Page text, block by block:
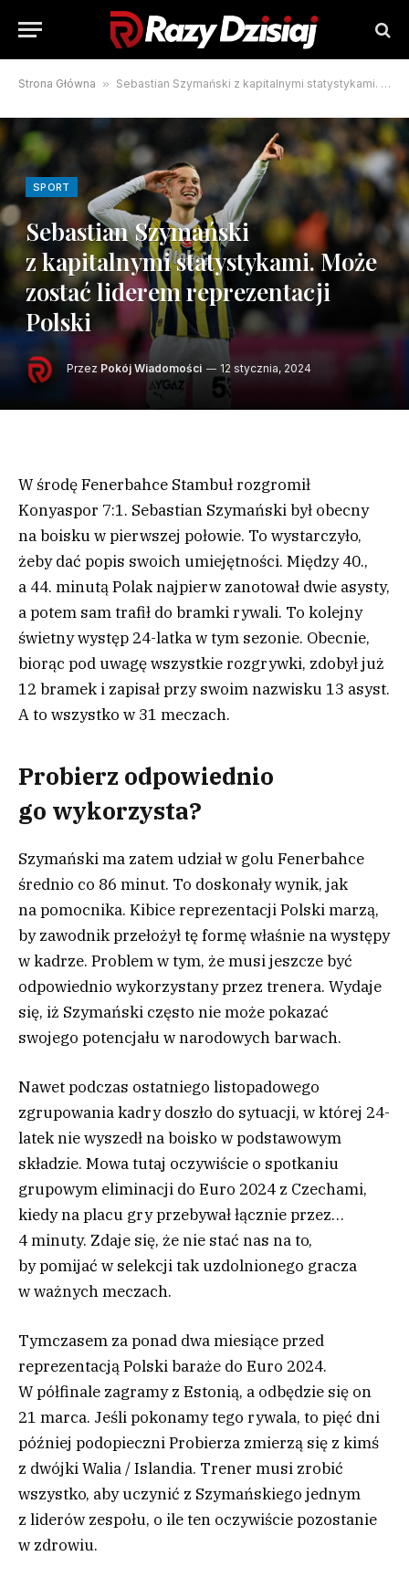
Strona Główna » Sebastian Szymański z kapitalnymi statystykami. Może zostać liderem reprezentacji Polski
SPORT
Sebastian Szymański
z kapitalnymi statystykami. Może
zostać liderem reprezentacji
Polski
Przez Pokój Wiadomości 12 stycznia, 2024
W środę Fenerbahce Stambuł rozgromił
Konyaspor 7:1. Sebastian Szymański był obecny
na boisku w pierwszej połowie. To wystarczyło,
żeby dać popis swoich umiejętności. Między 40.,
a 44. minutą Polak najpierw zanotował dwie asysty,
a potem sam trafił do bramki rywali. To kolejny
świetny występ 24-latka w tym sezonie. Obecnie,
biorąc pod uwagę wszystkie rozgrywki, zdobył już
12 bramek i zapisał przy swoim nazwisku 13 asyst.
A to wszystko w 31 meczach.
Probierz odpowiednio
go wykorzysta?
Szymański ma zatem udział w golu Fenerbahce
średnio co 86 minut. To doskonały wynik, jak
na pomocnika. Kibice reprezentacji Polski marzą,
by zawodnik przełożył tę formę właśnie na występy
w kadrze. Problem w tym, że musi jeszcze być
odpowiednio wykorzystany przez trenera. Wydaje
się, iż Szymański często nie może pokazać
swojego potencjału w narodowych barwach.
Nawet podczas ostatniego listopadowego
zgrupowania kadry doszło do sytuacji, w której 24-
latek nie wyszedł na boisko w podstawowym
składzie. Mowa tutaj oczywiście o spotkaniu
grupowym eliminacji do Euro 2024 z Czechami,
kiedy na placu gry przebywał łącznie przez…
4 minuty. Zdaje się, że nie stać nas na to,
by pomijać w selekcji tak uzdolnionego gracza
w ważnych meczach.
Tymczasem za ponad dwa miesiące przed
reprezentacją Polski baraże do Euro 2024.
W półfinale zagramy z Estonią, a odbędzie się on
21 marca. Jeśli pokonamy tego rywala, to pięć dni
później podopieczni Probierza zmierzą się z kimś
z dwójki Walia / Islandia. Trener musi zrobić
wszystko, aby uczynić z Szymańskiego jednym
z liderów zespołu, o ile ten oczywiście pozostanie
w zdrowiu.